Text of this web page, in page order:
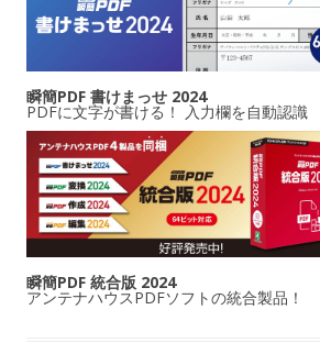
瞬簡PDF 書けまっせ 2024
PDFに文字が書ける！ 入力欄を自動認識
瞬簡PDF 統合版 2024
アンテナハウスPDFソフトの統合製品！